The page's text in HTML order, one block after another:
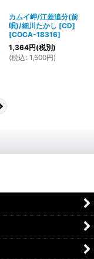
カムイ岬/江差追分(前
唄)/細川たかし [CD]
[COCA-18316]
1,364円(税別)
(税込 : 1,500円)